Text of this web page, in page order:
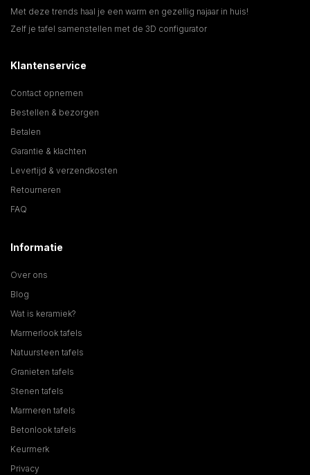
Met deze trends haal je een warm en gezellig najaar in huis!
Zelf je tafel samenstellen met de 3D configurator
Klantenservice
Contact opnemen
Bestellen & bezorgen
Betalen
Garantie & klachten
Levertijd & verzendkosten
Retourneren
FAQ
Informatie
Over ons
Blog
Wat is keramiek?
Marmerlook tafels
Natuursteen tafels
Granieten tafels
Stenen tafels
Marmeren tafels
Betonlook tafels
Keurmerk
Privacy